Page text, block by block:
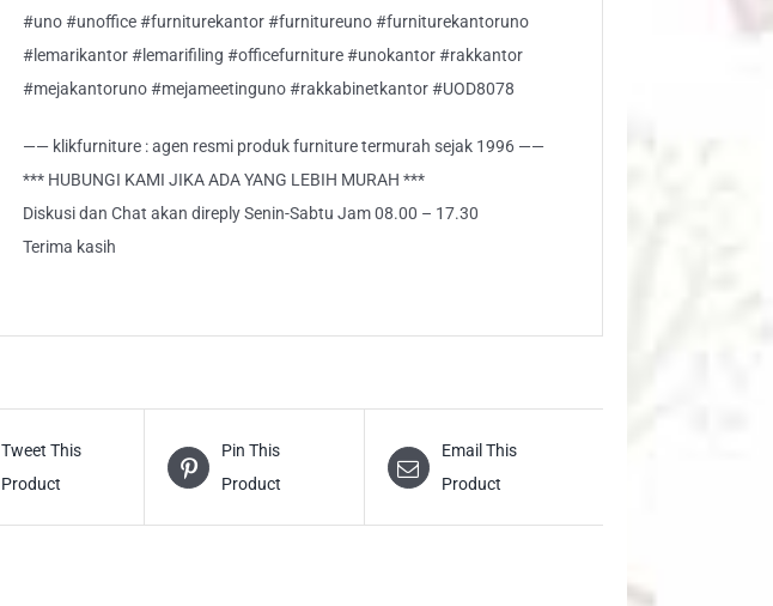
#uno #unoffice #furniturekantor #furnitureuno #furniturekantoruno
#lemarikantor #lemarifiling #officefurniture #unokantor #rakkantor
#mejakantoruno #mejameetinguno #rakkabinetkantor #UOD8078
—— klikfurniture : agen resmi produk furniture termurah sejak 1996 ——
*** HUBUNGI KAMI JIKA ADA YANG LEBIH MURAH ***
Diskusi dan Chat akan direply Senin-Sabtu Jam 08.00 – 17.30
Terima kasih
Tweet This
Product
Pin This
Product
Email This
Product